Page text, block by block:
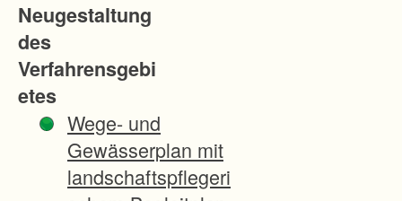
Halberstung /
Müllhofen
Neugestaltung
des
Verfahrensgebi
etes
Wege- und
Gewässerplan mit
landschaftspflegeri